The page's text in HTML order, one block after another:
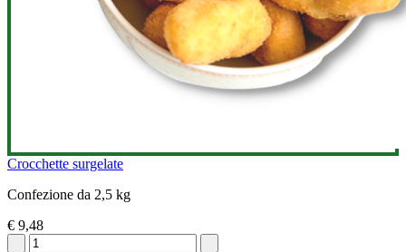
Crocchette surgelate
Confezione da 2,5 kg
€ 9,48